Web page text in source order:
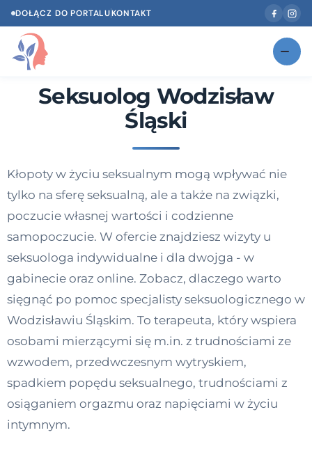
DOŁĄCZ DO PORTALUKONTAKT
Znajdź swojego specjalistęNOWOŚĆ
Psycholog w Twoim języku
Diagnozy psychologiczne
Testy psychologiczne
Dawka wiedzy
Dla specjalistów
Kontakt
Dołącz do portalu
Seksuolog Wodzisław
Śląski
Kłopoty w życiu seksualnym mogą wpływać nie
tylko na sferę seksualną, ale a także na związki,
poczucie własnej wartości i codzienne
samopoczucie. W ofercie znajdziesz wizyty u
seksuologa indywidualne i dla dwojga - w
gabinecie oraz online. Zobacz, dlaczego warto
sięgnąć po pomoc specjalisty seksuologicznego w
Wodzisławiu Śląskim. To terapeuta, który wspiera
osobami mierzącymi się m.in. z trudnościami ze
wzwodem, przedwczesnym wytryskiem,
spadkiem popędu seksualnego, trudnościami z
osiąganiem orgazmu oraz napięciami w życiu
intymnym.